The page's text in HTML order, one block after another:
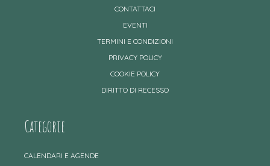
CONTATTACI
EVENTI
TERMINI E CONDIZIONI
PRIVACY POLICY
COOKIE POLICY
DIRITTO DI RECESSO
Categorie
CALENDARI E AGENDE